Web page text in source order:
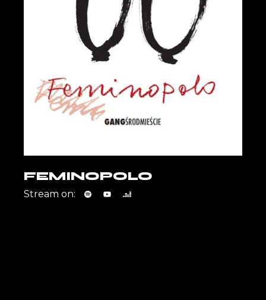
FEMINOPOLO
Stream on: